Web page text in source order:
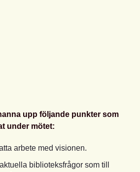
upp följande punkter som
under mötet:
arbete med visionen.
biblioteksfrågor som till